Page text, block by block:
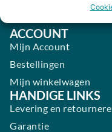
ACCOUNT
Mijn Account
Bestellingen
Mijn winkelwagen
HANDIGE LINKS
Levering en
Garantie